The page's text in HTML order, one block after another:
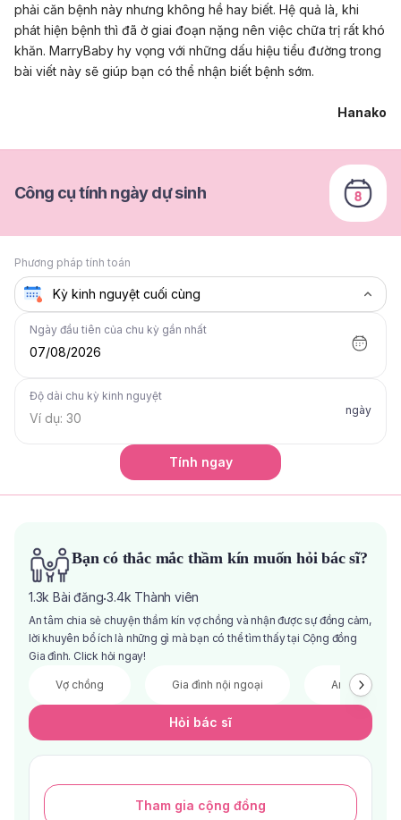
phải căn bệnh này nhưng không hề hay biết. Hệ quả là khi
phát hiện bệnh thì đã ở giai đoạn nặng nên việc chữa trị rất khó
khăn. MarryBaby hy vọng với những dấu hiệu tiểu đường trong
bài viết này sẽ giúp bạn có thể nhận biết bệnh sớm.
Hanako
Công cụ tính ngày dự sinh
Phương pháp tính toán
Ngày đầu tiên của chu kỳ gần nhất
07/08/2026
Độ dài chu kỳ kinh nguyệt
ngày
Tính ngay
Bạn có thắc mắc thầm kín muốn hỏi bác sĩ?
1.3k Bài đăng·3.4k Thành viên
An tâm chia sẻ chuyện thầm kín vợ chồng và nhận được sự đồng cảm,
lời khuyên bổ ích là những gì mà bạn có thể tìm thấy tại Cộng đồng
Gia đình. Click hỏi ngay!
Vợ chồng Gia đình nội ngoại Anh chị em
Hỏi bác sĩ
Tham gia cộng đồng